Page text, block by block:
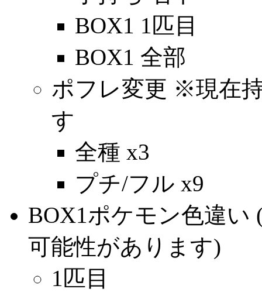
BOX1 1匹目
BOX1 全部
ポフレ変更 ※現在
す
全種 x3
プチ/フル x9
BOX1ポケモン色違い
可能性があります)
1匹目